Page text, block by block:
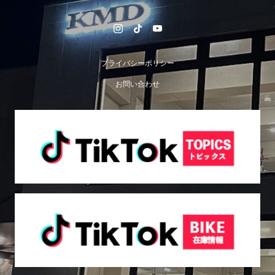
プライバシーポリシー
お問い合わせ